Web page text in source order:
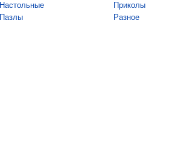
Настольные
Пазлы
Приколы
Разное